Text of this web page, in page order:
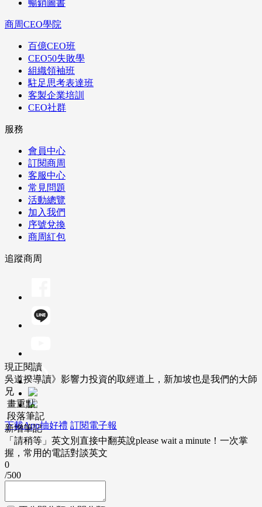
暢銷圖書
商周CEO學院
百億CEO班
CEO50失敗學
組織領袖班
駐足思考表達班
客製企業培訓
CEO社群
服務
會員中心
訂閱商周
客服中心
常見問題
活動總覽
加入我們
序號兌換
商周紅包
追蹤商周
下載App抽好禮 訂閱電子報
現正閱讀
吳道揆導讀》影響力投資的取經道上，新加坡也是我們的大師
兄
畫重點
段落筆記
新增筆記
「請稍等」英文別直接中翻英說please wait a minute！一次掌
握，常用的電話對談英文
0
/500